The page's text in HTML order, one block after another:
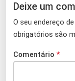
Deixe um
O seu endereço
obrigatórios são
Comentário *